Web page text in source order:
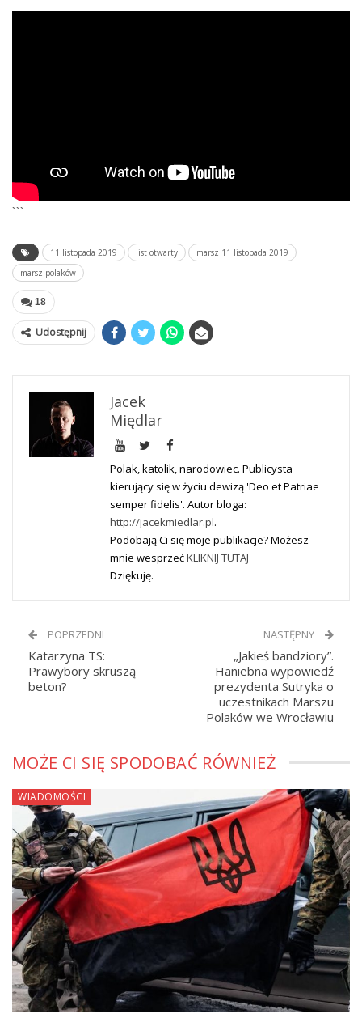
```
11 listopada 2019 list otwarty
marsz 11 listopada 2019
marsz polaków
18
Udostępnij
Jacek
Międlar
Polak, katolik, narodowiec. Publicysta
kierujący się w życiu dewizą 'Deo et Patriae
semper fidelis'. Autor bloga:
http://jacekmiedlar.pl.
Podobają Ci się moje publikacje? Możesz
mnie wesprzećKLIKNIJ TUTAJ
Dziękuję.
POPRZEDNI
Katarzyna TS:
Prawybory skruszą
beton?
NASTĘPNY
„Jakieś bandziory”.
Haniebna wypowiedź
prezydenta Sutryka o
uczestnikach Marszu
Polaków we Wrocławiu
MOŻE CI SIĘ SPODOBAĆ RÓWNIEŻ
WIADOMOŚCI